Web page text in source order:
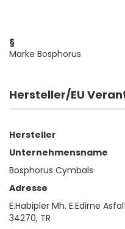
§
Marke Bosphorus
Hersteller/EU
Hersteller
Unternehmensname
Bosphorus Cymbals
Adresse
E.Habipler Mh. E.Edirne
34270, TR